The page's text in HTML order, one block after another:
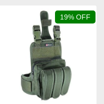
19% OFF